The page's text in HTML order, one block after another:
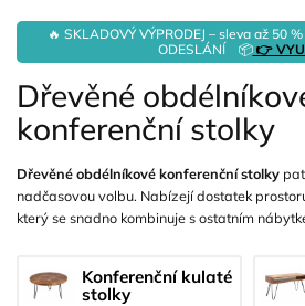
🔥 SKLADOVÝ VÝPRODEJ – sleva až 50
ODESLÁNÍ 📦👉
Dřevěné
konferenční stolky
Dřevěné obdélníkové konferenční stolky
nadčasovou volbu. Nabízejí dostatek
který se snadno kombinuje s ostatním
Konferenční kulaté
stolky